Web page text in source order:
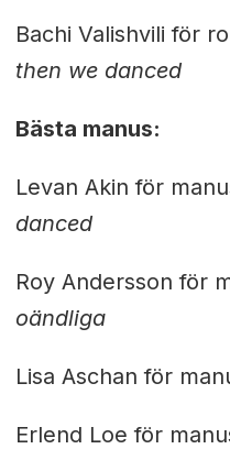
Bachi Valishvili för
then we danced
Bästa manus:
Levan Akin för
danced
Roy Andersson för
oändliga
Lisa Aschan för
Erlend Loe för